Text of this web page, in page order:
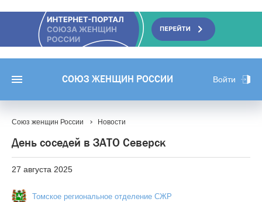
СОЮЗ ЖЕНЩИН РОССИИ Войти
Союз женщин России Новости
День соседей в ЗАТО Северск
27 августа 2025
Томское региональное отделение СЖР